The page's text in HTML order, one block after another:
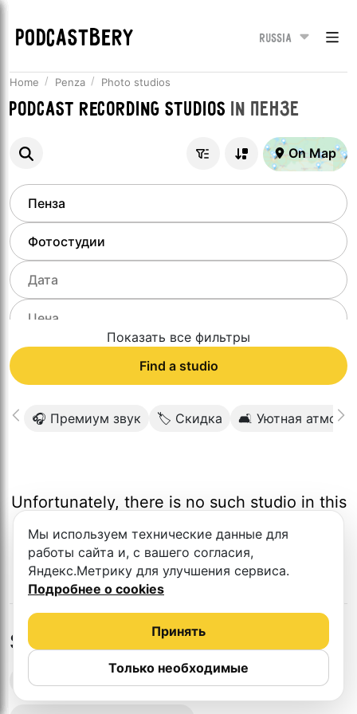
PODCASTBERY Russia
Home Penza Photo studios
Podcast recording studios in Пензе
On Map
Показать все фильтры
Find a studio
🎧 Премиум звук 🏷 Скидка 🛋 Уютная
Unfortunately, there is no such studio in this
Studios in nearby cities
Podcast recording studios
Мы используем технические данные для
работы сайта и, с вашего согласия,
Яндекс.Метрику для улучшения сервиса.
Подробнее о cookies
Только необходимые
Принять